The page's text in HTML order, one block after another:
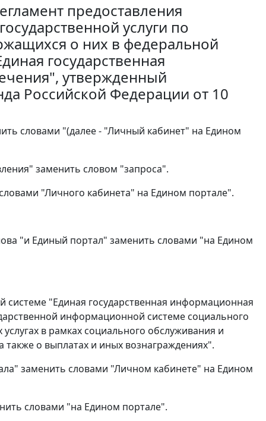
предоставления
услуги по
о них в федеральной
государственная
утвержденный
Российской Федерации от 10
словами "(далее - "Личный кабинет" на Едином
заменить словом "запроса".
"Личного кабинета" на Едином портале".
"и Единый портал" заменить словами "на Едином
системе "Единая государственная информационная
информационной системе социального
в рамках социального обслуживания и
о выплатах и иных вознаграждениях".
заменить словами "Личном кабинете" на Едином
словами "на Едином портале".